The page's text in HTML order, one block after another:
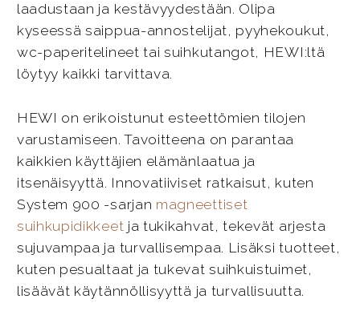
laadustaan ja kestävyydestään. Olipa
kyseessä saippua-annostelijat, pyyhekoukut,
wc-paperitelineet tai suihkutangot, HEWI:ltä
löytyy kaikki tarvittava.
HEWI on erikoistunut esteettömien tilojen
varustamiseen. Tavoitteena on parantaa
kaikkien käyttäjien elämänlaatua ja
itsenäisyyttä. Innovatiiviset ratkaisut, kuten
System 900 -sarjan magneettiset
suihkupidikkeet ja tukikahvat, tekevät arjesta
sujuvampaa ja turvallisempaa. Lisäksi tuotteet,
kuten pesualtaat ja tukevat suihkuistuimet,
lisäävät käytännöllisyyttä ja turvallisuutta.